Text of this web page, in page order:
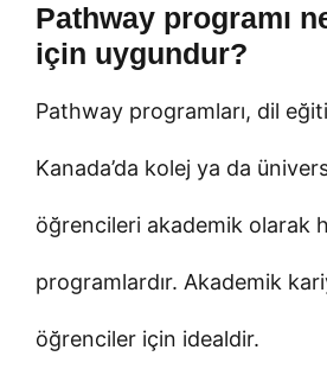
Pathway programı
için uygundur?
Pathway programları, dil
Kanada’da kolej ya da
öğrencileri akademik olarak
programlardır. Akademik
öğrenciler için idealdir.